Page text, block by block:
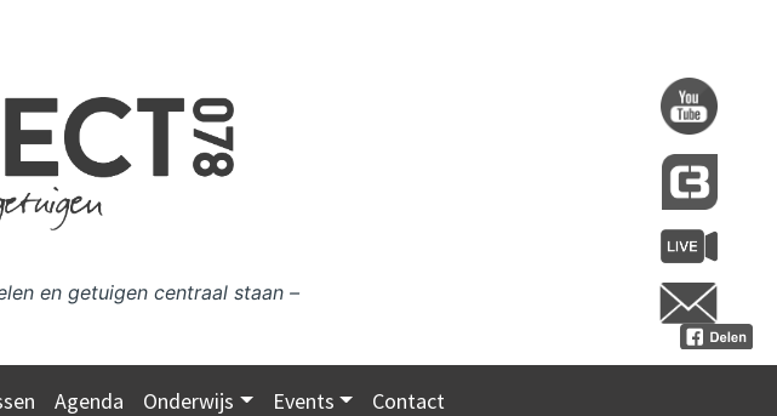
en getuigen centraal staan –
Agenda Onderwijs Events Contact